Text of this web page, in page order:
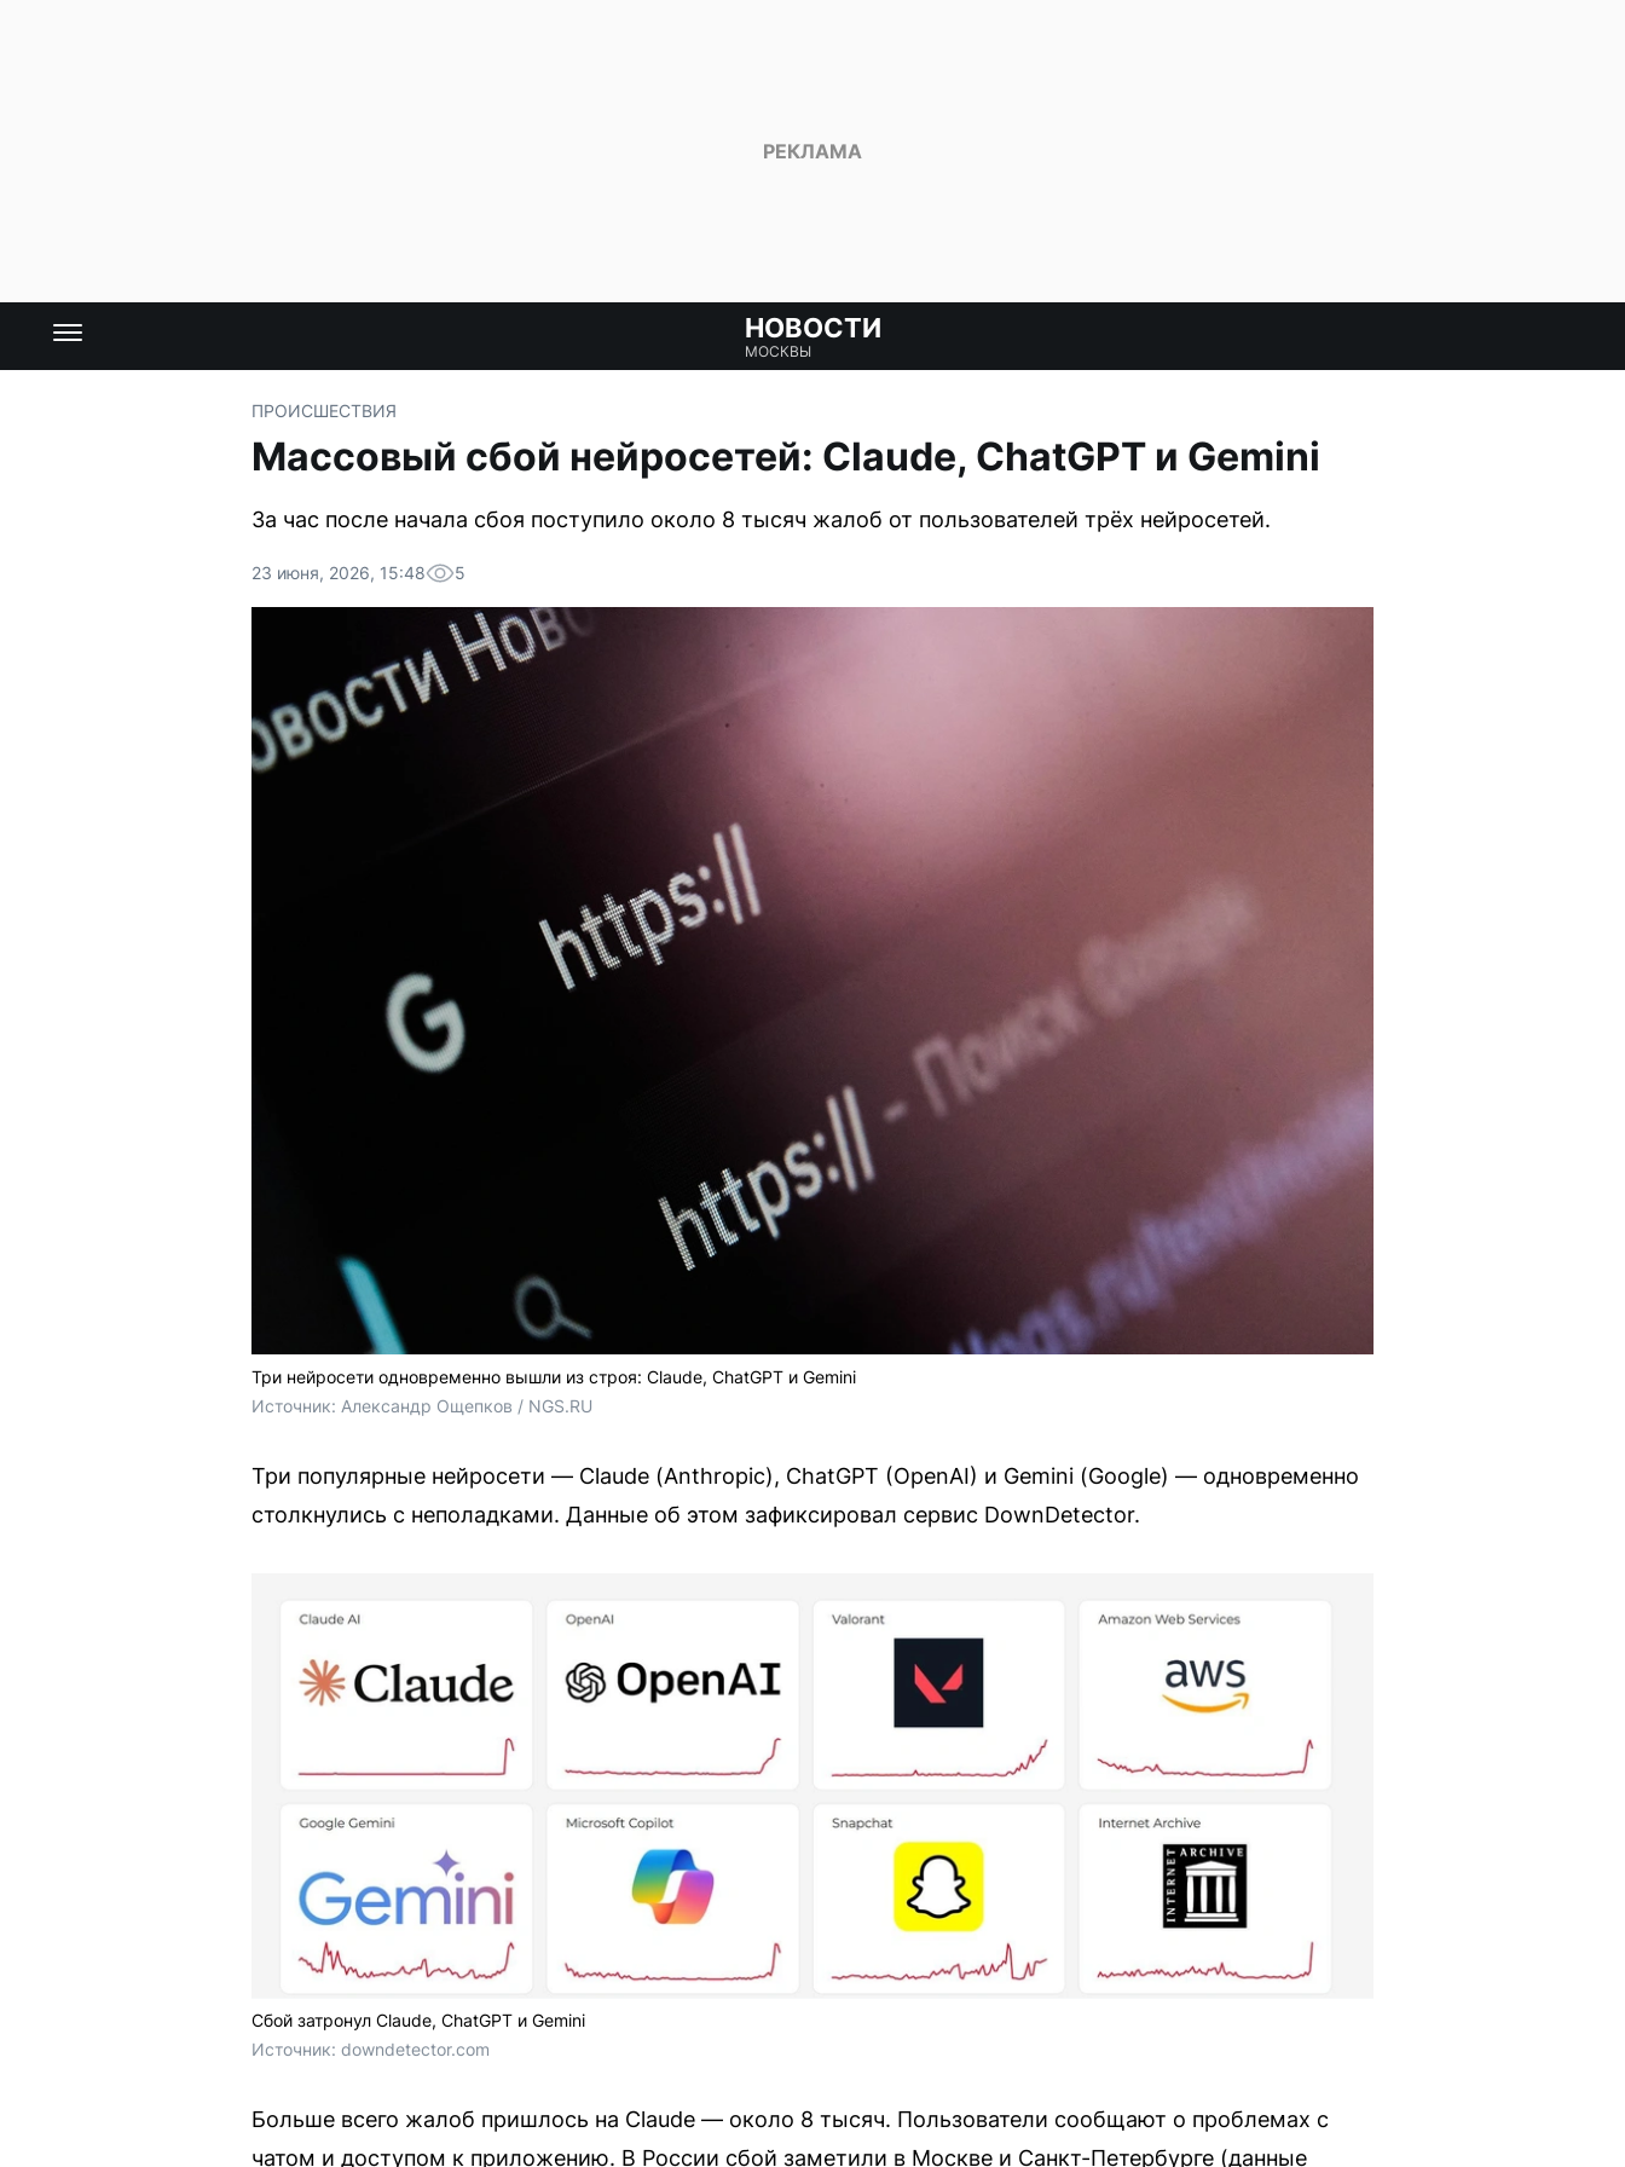
НОВОСТИ
МОСКВЫ
ПРОИСШЕСТВИЯ
Массовый сбой нейросетей: Claude, ChatGPT и Gemini
За час после начала сбоя поступило около 8 тысяч жалоб от пользователей трёх нейросетей.
23 июня, 2026, 15:48 5
Три нейросети одновременно вышли из строя: Claude, ChatGPT и Gemini
Источник: Александр Ощепков / NGS.RU
Три популярные нейросети — Claude (Anthropic), ChatGPT (OpenAI) и Gemini (Google) — одновременно
столкнулись с неполадками. Данные об этом зафиксировал сервис DownDetector.
Сбой затронул Claude, ChatGPT и Gemini
Источник: downdetector.com
Больше всего жалоб пришлось на Claude — около 8 тысяч. Пользователи сообщают о проблемах с
чатом и доступом к приложению. В России сбой заметили в Москве и Санкт-Петербурге (данные